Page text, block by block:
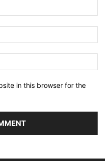
in this browser for the